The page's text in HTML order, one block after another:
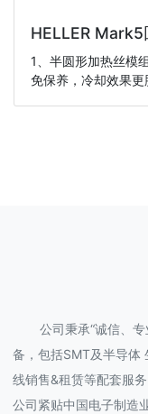
HELLER
1、半圆形加热丝模
免保养，冷却效果更
公司秉承“诚信、
备，包括SMT及半导体
线销售&租赁等配套服
公司紧贴中国电子制造